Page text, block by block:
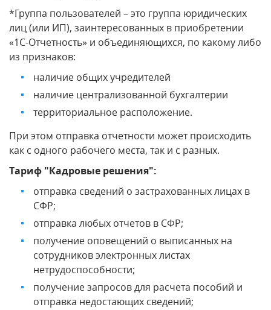
*Группа пользователей – это группа юридических
лиц (или ИП), заинтересованных в приобретении
«1С-Отчетность» и объединяющихся, по какому либо
из признаков:
наличие общих учредителей
наличие централизованной бухгалтерии
территориальное расположение.
При этом отправка отчетности может происходить
как с одного рабочего места, так и с разных.
Тариф "Кадровые решения":
отправка сведений о застрахованных лицах в
СФР;
отправка любых отчетов в СФР;
получение оповещений о выписанных на
сотрудников электронных листах
нетрудоспособности;
получение запросов для расчета пособий и
отправка недостающих сведений;